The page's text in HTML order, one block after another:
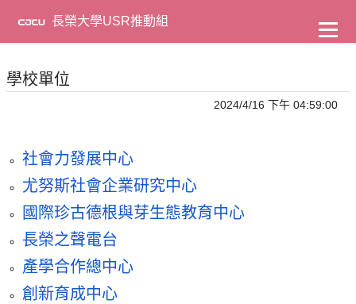
主
容
長榮大學USR推動組
學校單位
2024/4/16 下午 04:59:00
社會力發展中心
尤努斯社會企業研究中心
國際珍古德根與芽生態教育中心
長榮之聲電台
產學合作總中心
創新育成中心